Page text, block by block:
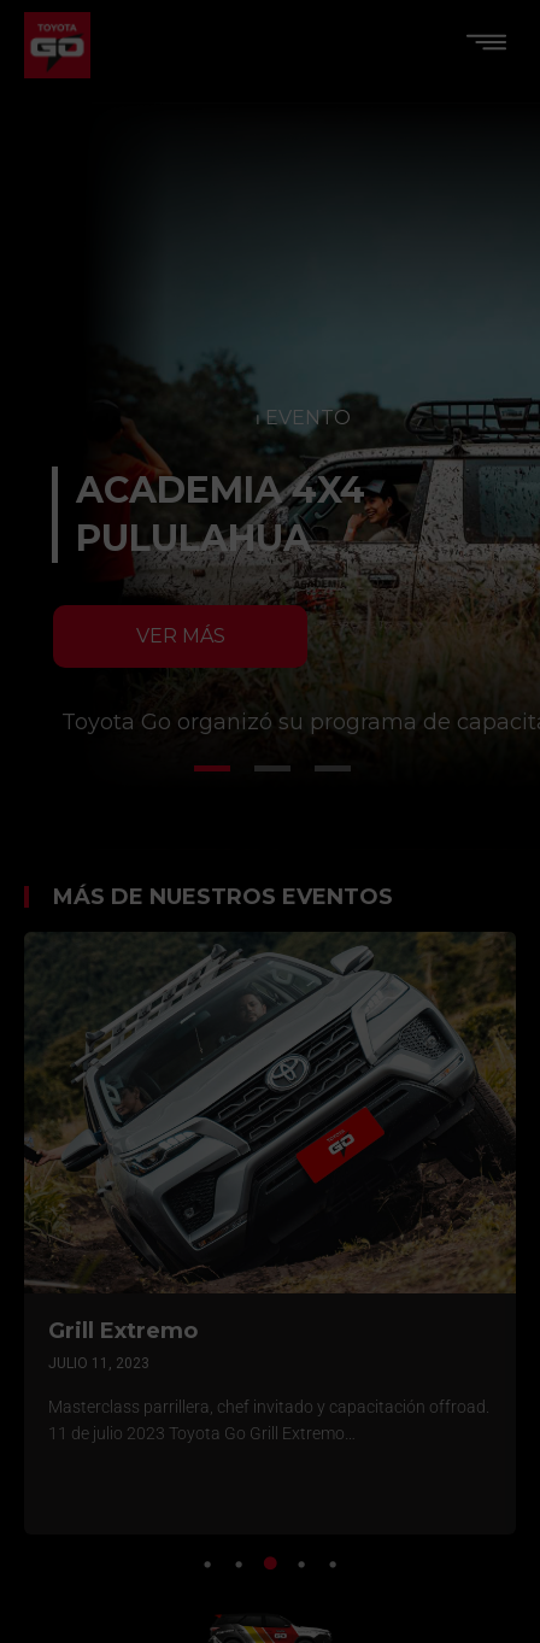
ACADEMIA 4X4
PULULAHUA
Toyota Go organizó su programa de
VER MÁS
⏐ EVENTO
MÁS DE NUESTROS EVENTOS
Grill Extremo
JULIO 11, 2023
Masterclass parrillera, chef invitado y capacitación offroad.
11 de julio 2023 Toyota Go Grill Extremo…